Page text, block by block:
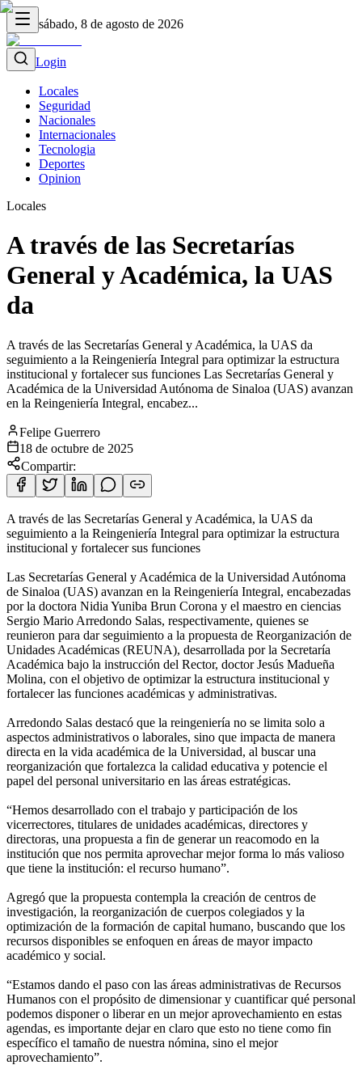
sábado, 8 de agosto de 2026
Login
Locales
Seguridad
Nacionales
Internacionales
Tecnologia
Deportes
Opinion
Locales
A través de las Secretarías
General y Académica, la UAS
da
A través de las Secretarías General y Académica, la UAS da
seguimiento a la Reingeniería Integral para optimizar la estructura
institucional y fortalecer sus funciones Las Secretarías General y
Académica de la Universidad Autónoma de Sinaloa (UAS) avanzan
en la Reingeniería Integral, encabez...
Felipe Guerrero
18 de octubre de 2025
Compartir:
A través de las Secretarías General y Académica, la UAS da
seguimiento a la Reingeniería Integral para optimizar la estructura
institucional y fortalecer sus funciones
Las Secretarías General y Académica de la Universidad Autónoma
de Sinaloa (UAS) avanzan en la Reingeniería Integral, encabezadas
por la doctora Nidia Yuniba Brun Corona y el maestro en ciencias
Sergio Mario Arredondo Salas, respectivamente, quienes se
reunieron para dar seguimiento a la propuesta de Reorganización de
Unidades Académicas (REUNA), desarrollada por la Secretaría
Académica bajo la instrucción del Rector, doctor Jesús Madueña
Molina, con el objetivo de optimizar la estructura institucional y
fortalecer las funciones académicas y administrativas.
Arredondo Salas destacó que la reingeniería no se limita solo a
aspectos administrativos o laborales, sino que impacta de manera
directa en la vida académica de la Universidad, al buscar una
reorganización que fortalezca la calidad educativa y potencie el
papel del personal universitario en las áreas estratégicas.
“Hemos desarrollado con el trabajo y participación de los
vicerrectores, titulares de unidades académicas, directores y
directoras, una propuesta a fin de generar un reacomodo en la
institución que nos permita aprovechar mejor forma lo más valioso
que tiene la institución: el recurso humano”.
Agregó que la propuesta contempla la creación de centros de
investigación, la reorganización de cuerpos colegiados y la
optimización de la formación de capital humano, buscando que los
recursos disponibles se enfoquen en áreas de mayor impacto
académico y social.
“Estamos dando el paso con las áreas administrativas de Recursos
Humanos con el propósito de dimensionar y cuantificar qué personal
podemos disponer o liberar en un mejor aprovechamiento en estas
agendas, es importante dejar en claro que esto no tiene como fin
específico el tamaño de nuestra nómina, sino el mejor
aprovechamiento”.